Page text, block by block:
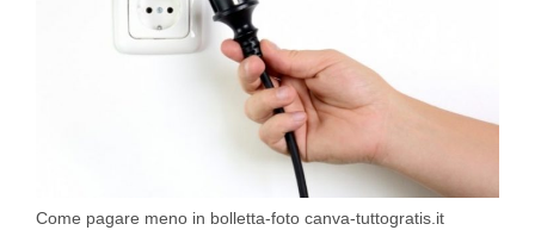
Come pagare meno in bolletta-foto canva-tuttogratis.it